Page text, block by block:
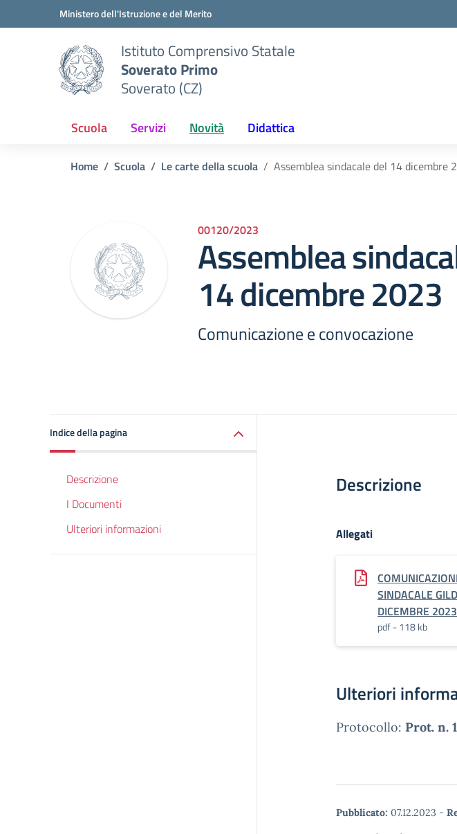
Vai ai contenuti
Vai al menu di navigazioneMinistero dell'Istruzione e del Merito
Istituto Comprensivo Statale
Soverato Primo
Soverato (CZ)
Scuola Servizi Novità Didattica
Home Scuola Le carte della scuola Assemblea sindacale del 14 dicembre
00120/2023
Assemblea
14 dicembre 2023
Comunicazione e convocazione
Indice della pagina
Descrizione
I Documenti
Ulteriori informazioni
Descrizione
Allegati
SINDACALE
DICEMBRE 2023
pdf - 118 kb
Ulteriori
Protocollo: Prot. n.
Pubblicato: 07.12.2023 -